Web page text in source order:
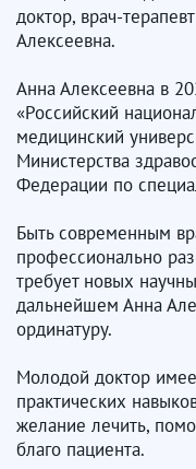
доктор, врач-
Алексеевна.
Анна Алексеевна в
«Российский
медицинский
Министерства
Федерации по
Быть современным
профессионально
требует новых
дальнейшем Анна
ординатуру.
Молодой доктор
практических
желание лечить,
благо пациента.